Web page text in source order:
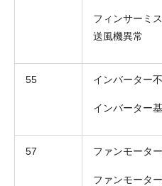
フィンサーミ
送風機異常
55 インバーター
インバーター
57 ファンモータ
ファンモータ